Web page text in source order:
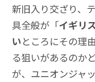
新旧入り交ざり、
具全般が「イギリ
いところにその理
る狙いがあるのか
が、ユニオンジャ